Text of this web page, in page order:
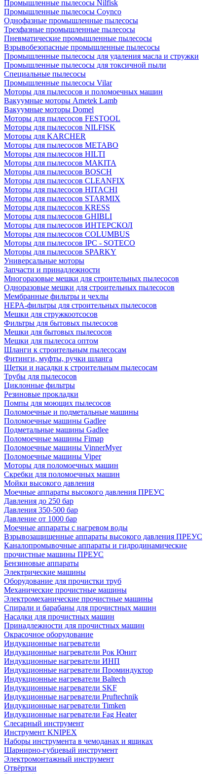
Промышленные пылесосы Nilfisk
Промышленные пылесосы Coynco
Однофазные промышленные пылесосы
Трехфазные промышленные пылесосы
Пневматические промышленные пылесосы
Взрывобезопасные промышленные пылесосы
Промышленные пылесосы для удаления масла и стружки
Промышленные пылесосы для токсичной пыли
Специальные пылесосы
Промышленные пылесосы Vilar
Моторы для пылесосов и поломоечных машин
Вакуумные моторы Ametek Lamb
Вакуумные моторы Domel
Моторы для пылесосов FESTOOL
Моторы для пылесосов NILFISK
Моторы для KARCHER
Моторы для пылесосов METABO
Моторы для пылесосов HILTI
Моторы для пылесосов MAKITA
Моторы для пылесосов BOSCH
Моторы для пылесосов CLEANFIX
Моторы для пылесосов HITACHI
Моторы для пылесосов STARMIX
Моторы для пылесосов KRESS
Моторы для пылесосов GHIBLI
Моторы для пылесосов ИНТЕРСКОЛ
Моторы для пылесосов COLUMBUS
Моторы для пылесосов IPC - SOTECO
Моторы для пылесосов SPARKY
Универсальные моторы
Запчасти и принадлежности
Многоразовые мешки для строительных пылесосов
Одноразовые мешки для строительных пылесосов
Мембранные фильтры и чехлы
HEPA-фильтры для строительных пылесосов
Мешки для стружкоотсосов
Фильтры для бытовых пылесосов
Мешки для бытовых пылесосов
Мешки для пылесоса оптом
Шланги к строительным пылесосам
Фитинги, муфты, ручки шланга
Щетки и насадки к строительным пылесосам
Трубы для пылесосов
Циклонные фильтры
Резиновые прокладки
Помпы для моющих пылесосов
Поломоечные и подметальные машины
Поломоечные машины Gadlee
Подметальные машины Gadlee
Поломоечные машины Fimap
Поломоечные машины VinnerMyer
Поломоечные машины Viper
Моторы для поломоечных машин
Скребки для поломоечных машин
Мойки высокого давления
Моечные аппараты высокого давления ПРЕУС
Давления до 250 бар
Давления 350-500 бар
Давление от 1000 бар
Моечные аппараты с нагревом воды
Взрывозащищенные аппараты высокого давления ПРЕУС
Каналопромывочные аппараты и гидродинамические
прочистные машины ПРЕУС
Бензиновые аппараты
Электрические машины
Оборудование для прочистки труб
Механические прочистные машины
Электромеханические прочистные машины
Спирали и барабаны для прочистных машин
Насадки для прочистных машин
Принадлежности для прочистных машин
Окрасочное оборудование
Индукционные нагреватели
Индукционные нагреватели Рок Юнит
Индукционные нагреватели ИНП
Индукционные нагреватели Проминдуктор
Индукционные нагреватели Baltech
Индукционные нагреватели SKF
Индукционные нагреватели Pruftechnik
Индукционные нагреватели Timken
Индукционные нагреватели Fag Heater
Слесарный инструмент
Инструмент KNIPEX
Наборы инструмента в чемоданах и ящиках
Шарнирно-губцевый инструмент
Электромонтажный инструмент
Отвёртки